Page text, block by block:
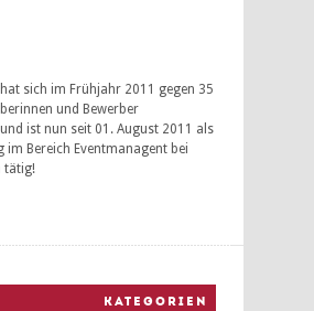
hat sich im Frühjahr 2011 gegen 35
und Bewerber
ist nun seit 01. August 2011 als
im Bereich Eventmanagent bei
tätig!
KATEGORIEN